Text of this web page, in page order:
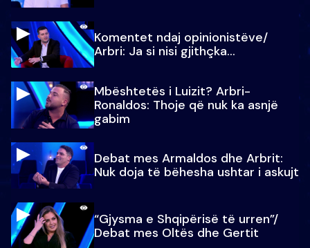
Komentet ndaj opinionistëve/
Arbri: Ja si nisi gjithçka…
Mbështetës i Luizit? Arbri-
Ronaldos: Thoje që nuk ka asnjë
gabim
Debat mes Armaldos dhe Arbrit:
Nuk doja të bëhesha ushtar i askujt
“Gjysma e Shqipërisë të urren”/
Debat mes Oltës dhe Gertit